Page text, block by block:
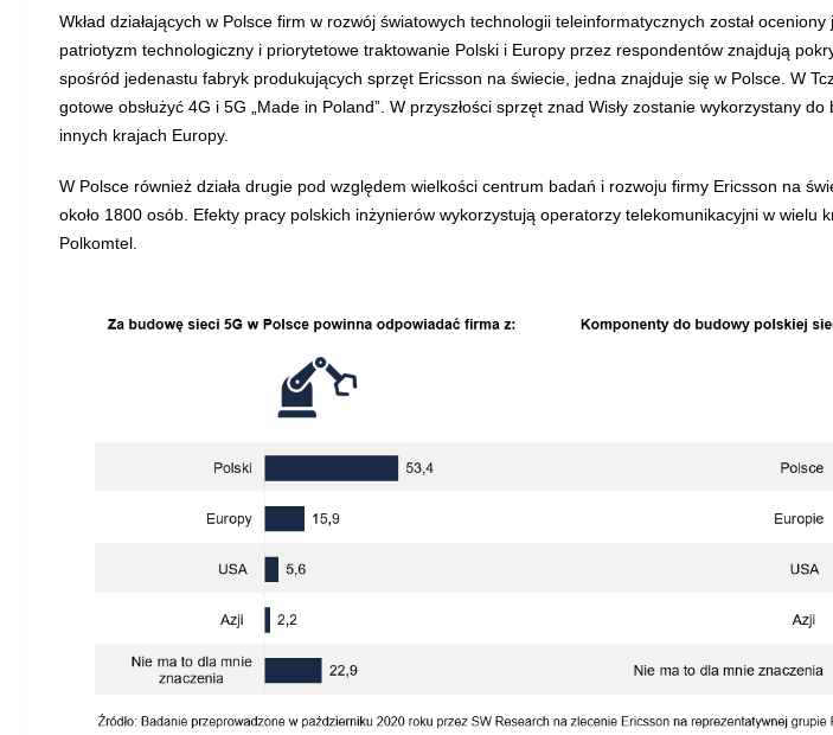
Wkład działających w Polsce firm w rozwój światowych technologii teleinformatycznych został
patriotyzm technologiczny i priorytetowe traktowanie Polski i Europy przez respondentów znajdują
spośród jedenastu fabryk produkujących sprzęt Ericsson na świecie, jedna znajduje się w Polsce. W
gotowe obsłużyć 4G i 5G „Made in Poland”. W przyszłości sprzęt znad Wisły zostanie wykorzystany
innych krajach Europy.
W Polsce również działa drugie pod względem wielkości centrum badań i rozwoju firmy Ericsson na
około 1800 osób. Efekty pracy polskich inżynierów wykorzystują operatorzy telekomunikacyjni w wielu
Polkomtel.